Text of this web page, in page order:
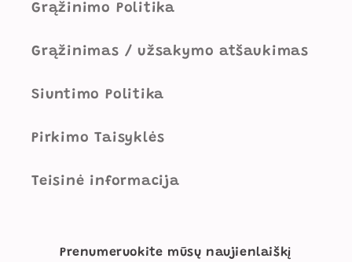
Grąžinimo Politika
Grąžinimas / užsakymo atšaukimas
Siuntimo Politika
Pirkimo Taisyklės
Teisinė informacija
Prenumeruokite mūsų naujienlaiškį